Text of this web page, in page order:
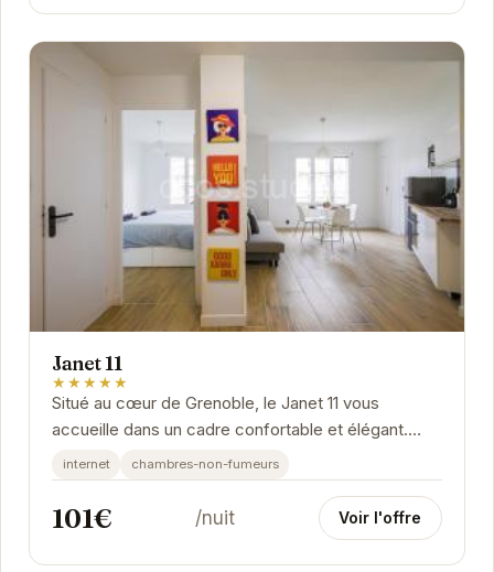
Janet 11
★★★★★
Situé au cœur de Grenoble, le Janet 11 vous
accueille dans un cadre confortable et élégant.
Idéalement situé à quelques pas des principales...
internet chambres-non-fumeurs
101€ /nuit Voir l'offre